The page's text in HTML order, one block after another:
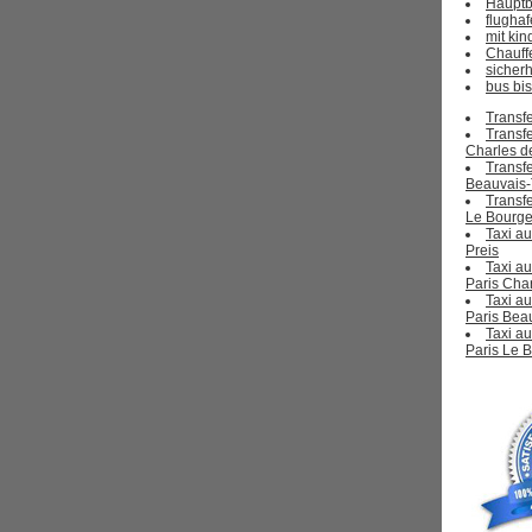
mit
bus
Charles
Le
Taxi
Preis
Taxi
Paris
Taxi
Paris
Taxi
Paris Le